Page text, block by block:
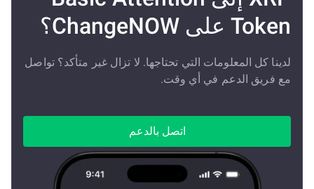
Token على ChangeNOW؟
لدينا كل المعلومات التي تحتاجها. لا تزال غير متأكد؟ تواصل
مع فريق الدعم في أي وقت.
اتصل بالدعم